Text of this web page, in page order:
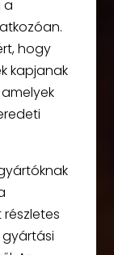
a
hogy
kapjanak